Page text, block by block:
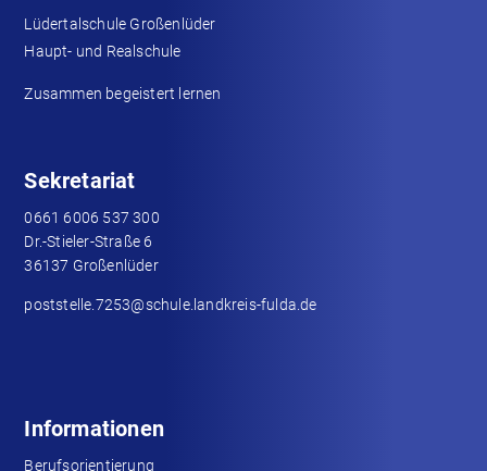
Lüdertalschule Großenlüder
Haupt- und Realschule
Zusammen begeistert lernen
Sekretariat
0661 6006 537 300
Dr.-Stieler-Straße 6
36137 Großenlüder
poststelle.7253@schule.landkreis-fulda.de
Informationen
Berufsorientierung